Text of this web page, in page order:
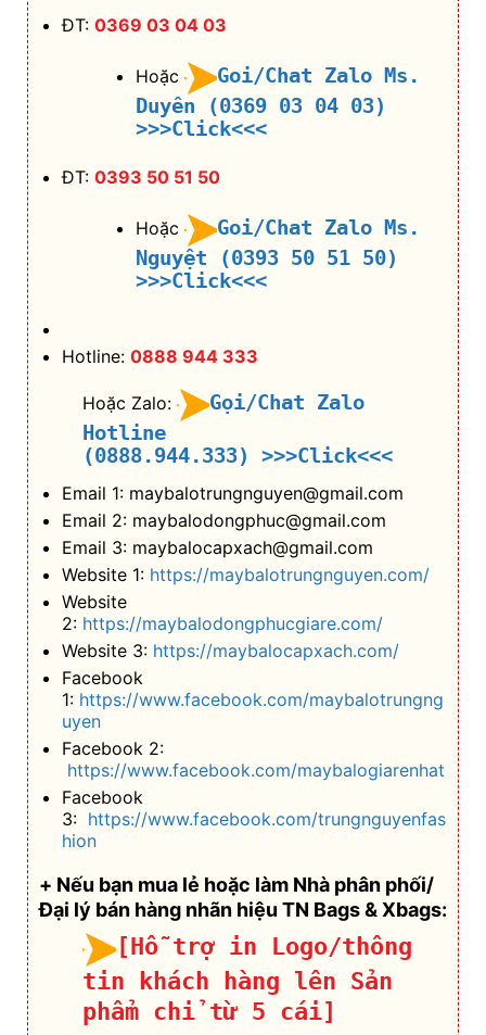
ĐT: 0369 03 04 03
Hoặc
Goi/Chat Zalo Ms.
Duyên (0369 03 04 03)
>>>Click<<<
ĐT: 0393 50 51 50
Hoặc
Goi/Chat Zalo Ms.
Nguyệt (0393 50 51 50)
>>>Click<<<
Hotline: 0888 944 333
Hoặc Zalo:
Gọi/Chat Zalo
Hotline
(0888.944.333)
>>>Click<<<
Email 1: maybalotrungnguyen@gmail.com
Email 2: maybalodongphuc@gmail.com
Email 3: maybalocapxach@gmail.com
Website 1: https://maybalotrungnguyen.com/
Website
2: https://maybalodongphucgiare.com/
Website 3: https://maybalocapxach.com/
Facebook
1: https://www.facebook.com/maybalotrungng
uyen
Facebook 2:
https://www.facebook.com/maybalogiarenhat
Facebook
3: https://www.facebook.com/trungnguyenfas
hion
+ Nếu bạn mua lẻ hoặc làm Nhà phân phối/
Đại lý bán hàng nhãn hiệu TN Bags & Xbags:
[Hỗ trợ in Logo/thông
tin khách hàng lên Sản
phẩm chỉ từ 5 cái]